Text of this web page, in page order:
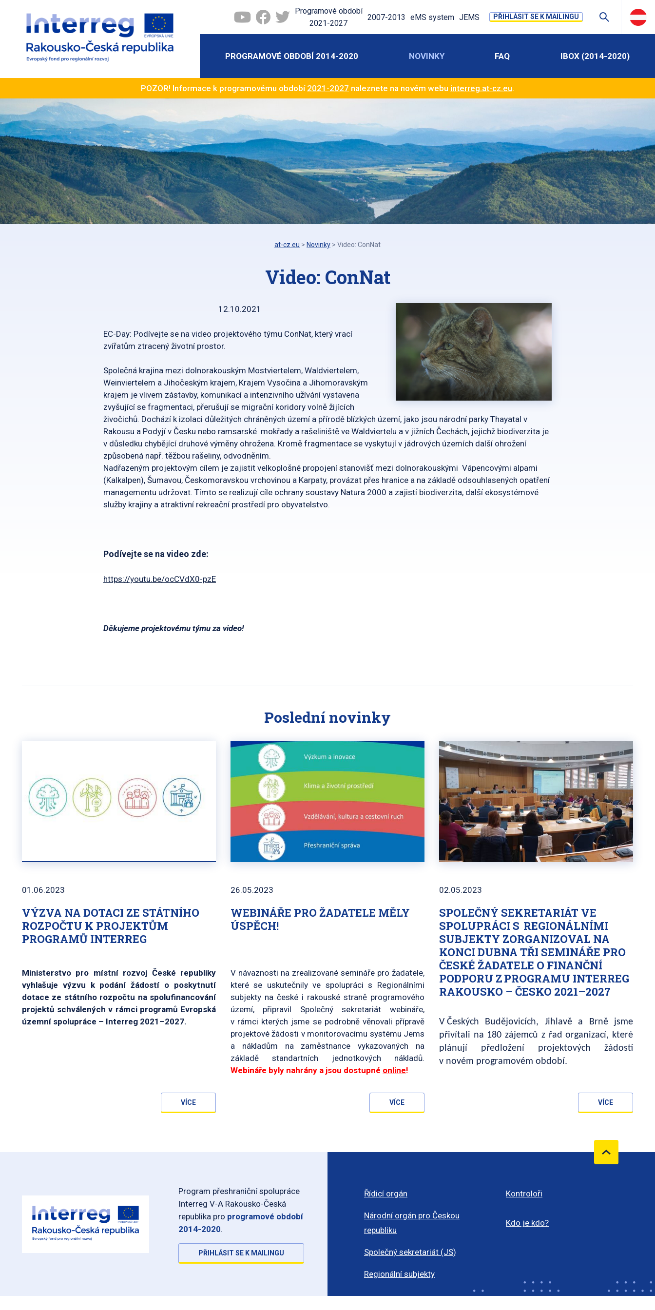
Programové období
2021-2027
2007-2013 eMS system JEMS PŘIHLÁSIT SE K MAILINGU
PROGRAMOVÉ OBDOBÍ 2014-2020 NOVINKY FAQ IBOX (2014-2020)
POZOR! Informace k programovému období 2021-2027 naleznete na novém webu interreg.at-cz.eu.
at-cz.eu > Novinky > Video: ConNat
Video: ConNat
12.10.2021
EC-Day: Podívejte se na video projektového týmu ConNat, který vrací
zvířatům ztracený životní prostor.
Společná krajina mezi dolnorakouským Mostviertelem, Waldviertelem,
Weinviertelem a Jihočeským krajem, Krajem Vysočina a Jihomoravským
krajem je vlivem zástavby, komunikací a intenzivního užívání vystavena
zvyšující se fragmentaci, přerušují se migrační koridory volně žijících
živočichů. Dochází k izolaci důležitých chráněných území a přírodě blízkých území, jako jsou národní parky Thayatal v
Rakousu a Podyjí v Česku nebo ramsarské mokřady a rašeliniště ve Waldviertelu a v jižních Čechách, jejichž biodiverzita je
v důsledku chybějící druhové výměny ohrožena. Kromě fragmentace se vyskytují v jádrových územích další ohrožení
způsobená např. těžbou rašeliny, odvodněním.
Nadřazeným projektovým cílem je zajistit velkoplošné propojení stanovišť mezi dolnorakouskými Vápencovými alpami
(Kalkalpen), Šumavou, Českomoravskou vrchovinou a Karpaty, provázat přes hranice a na základě odsouhlasených opatření
managementu udržovat. Tímto se realizují cíle ochrany soustavy Natura 2000 a zajistí biodiverzita, další ekosystémové
služby krajiny a atraktivní rekreační prostředí pro obyvatelstvo.
Podívejte se na video zde:
https://youtu.be/ocCVdX0-pzE
Děkujeme projektovému týmu za video!
Poslední novinky
VÝZVA NA DOTACI ZE STÁTNÍHO
ROZPOČTU K PROJEKTŮM
PROGRAMŮ INTERREG
01.06.2023
Ministerstvo pro místní rozvoj České republiky
vyhlašuje výzvu k podání žádostí o poskytnutí
dotace ze státního rozpočtu na spolufinancování
projektů schválených v rámci programů Evropská
územní spolupráce – Interreg 2021–2027.
VÍCE
WEBINÁŘE PRO ŽADATELE MĚLY
ÚSPĚCH!
26.05.2023
V návaznosti na zrealizované semináře pro žadatele,
které se uskutečnily ve spolupráci s Regionálními
subjekty na české i rakouské straně programového
území, připravil Společný sekretariát webináře,
v rámci kterých jsme se podrobně věnovali přípravě
projektové žádosti v monitorovacímu systému Jems
a nákladům na zaměstnance vykazovaných na
základě standartních jednotkových nákladů.
Webináře byly nahrány a jsou dostupné online!
VÍCE
SPOLEČNÝ SEKRETARIÁT VE
SPOLUPRÁCI S REGIONÁLNÍMI
SUBJEKTY ZORGANIZOVAL NA
KONCI DUBNA TŘI SEMINÁŘE PRO
ČESKÉ ŽADATELE O FINANČNÍ
PODPORU Z PROGRAMU INTERREG
RAKOUSKO – ČESKO 2021–2027
02.05.2023
V Českých Budějovicích, Jihlavě a Brně jsme
přivítali na 180 zájemců z řad organizací, které
plánují předložení projektových žádostí
v novém programovém období.
VÍCE
Program přeshraniční spolupráce
Interreg V-A Rakousko-Česká
republika pro programové období
2014-2020.
PŘIHLÁSIT SE K MAILINGU
Řídicí orgán
Národní orgán pro Českou
republiku
Společný sekretariát (JS)
Regionální subjekty
Kontroloři
Kdo je kdo?